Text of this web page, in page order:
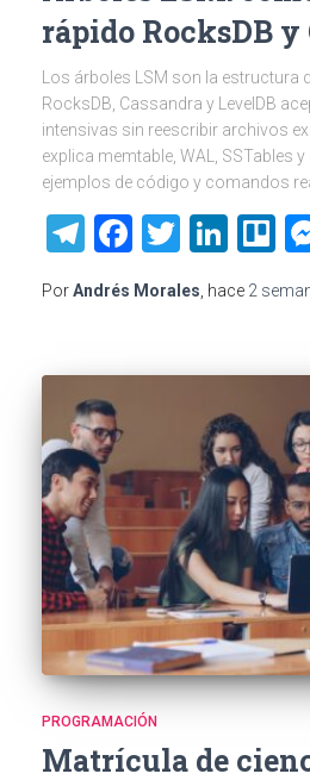
rápido RocksDB y
Los árboles LSM son la estructura
RocksDB, Cassandra y LevelDB
intensivas sin reescribir archivos
explica memtable, WAL, SSTables
ejemplos de código y comandos
Telegram
Facebook
Twitter
PorAndrés Morales , hace 2
PROGRAMACIÓN
Matrícula de